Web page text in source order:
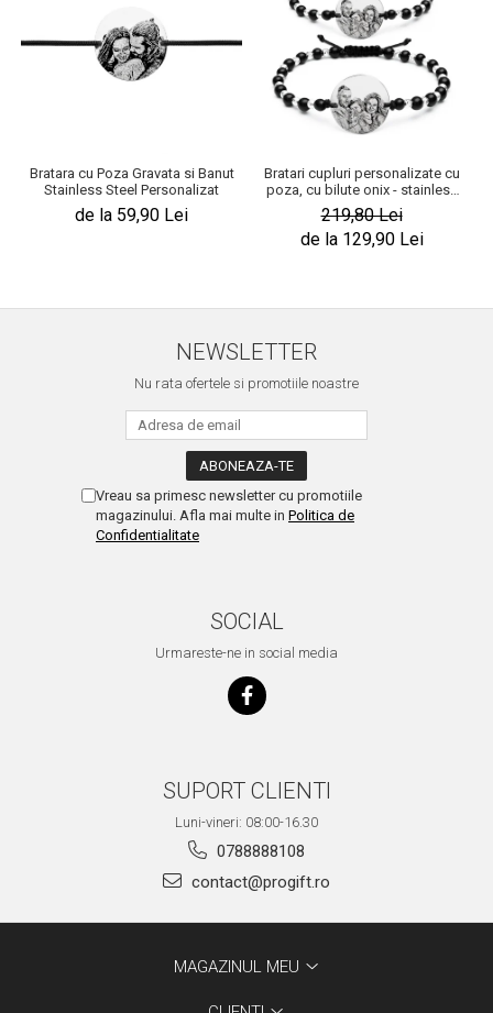
Bratara cu Poza Gravata si Banut
Stainless Steel Personalizat
de la 59,90 Lei
Bratari cupluri personalizate cu
poza, cu bilute onix - stainless
steel
219,80 Lei
de la 129,90 Lei
NEWSLETTER
Nu rata ofertele si promotiile noastre
Vreau sa primesc newsletter cu promotiile
magazinului. Afla mai multe in Politica de
Confidentialitate
SOCIAL
Urmareste-ne in social media
SUPORT CLIENTI
Luni-vineri: 08:00-16.30
0788888108
contact@progift.ro
MAGAZINUL MEU